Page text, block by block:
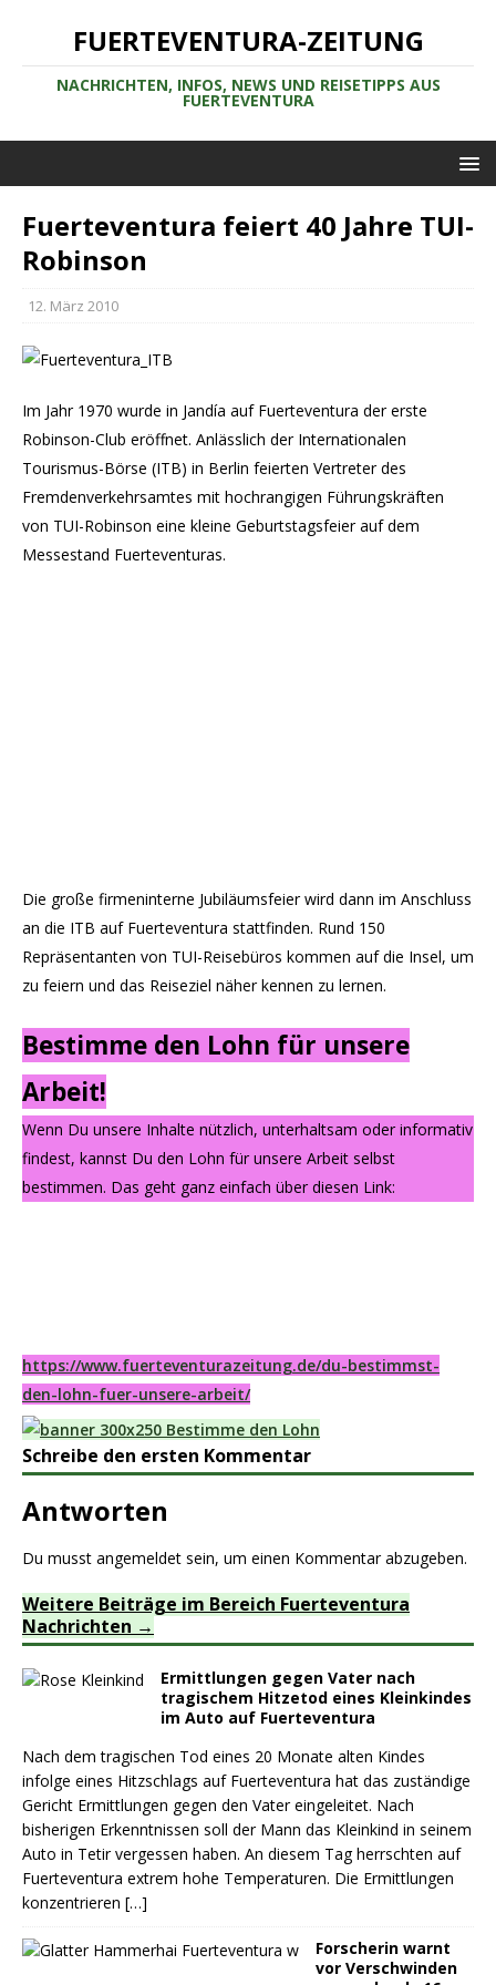
FUERTEVENTURA-ZEITUNG
NACHRICHTEN, INFOS, NEWS UND REISETIPPS AUS
FUERTEVENTURA
Fuerteventura feiert 40 Jahre TUI-
Robinson
12. März 2010
Im Jahr 1970 wurde in Jandía auf Fuerteventura der erste
Robinson-Club eröffnet. Anlässlich der Internationalen
Tourismus-Börse (ITB) in Berlin feierten Vertreter des
Fremdenverkehrsamtes mit hochrangigen Führungskräften
von TUI-Robinson eine kleine Geburtstagsfeier auf dem
Messestand Fuerteventuras.
Die große firmeninterne Jubiläumsfeier wird dann im Anschluss
an die ITB auf Fuerteventura stattfinden. Rund 150
Repräsentanten von TUI-Reisebüros kommen auf die Insel, um
zu feiern und das Reiseziel näher kennen zu lernen.
Bestimme den Lohn für unsere
Arbeit!
Wenn Du unsere Inhalte nützlich, unterhaltsam oder informativ
findest, kannst Du den Lohn für unsere Arbeit selbst
bestimmen. Das geht ganz einfach über diesen Link:
https://www.fuerteventurazeitung.de/du-bestimmst-
den-lohn-fuer-unsere-arbeit/
Schreibe den ersten Kommentar
Antworten
Du musst angemeldet sein, um einen Kommentar abzugeben.
Weitere Beiträge im Bereich Fuerteventura
Nachrichten
Ermittlungen gegen Vater nach
tragischem Hitzetod eines Kleinkindes
im Auto auf Fuerteventura
Nach dem tragischen Tod eines 20 Monate alten Kindes
infolge eines Hitzschlags auf Fuerteventura hat das zuständige
Gericht Ermittlungen gegen den Vater eingeleitet. Nach
bisherigen Erkenntnissen soll der Mann das Kleinkind in seinem
Auto in Tetir vergessen haben. An diesem Tag herrschten auf
Fuerteventura extrem hohe Temperaturen. Die Ermittlungen
konzentrieren […]
Forscherin warnt
vor Verschwinden